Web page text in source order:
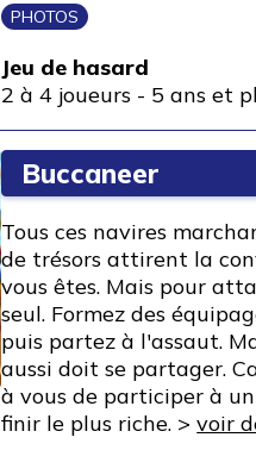
PHOTOS
Jeu de hasard
2 à 4 joueurs - 5 ans et
Buccaneer
Tous ces navires
de trésors attirent la
vous êtes. Mais pour
seul. Formez des
puis partez à l'assaut.
aussi doit se partager.
à vous de participer à
finir le plus riche. >voir